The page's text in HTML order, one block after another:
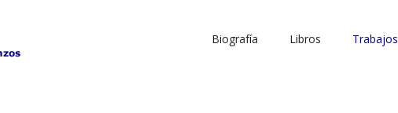
Biografía Libros Trabajos